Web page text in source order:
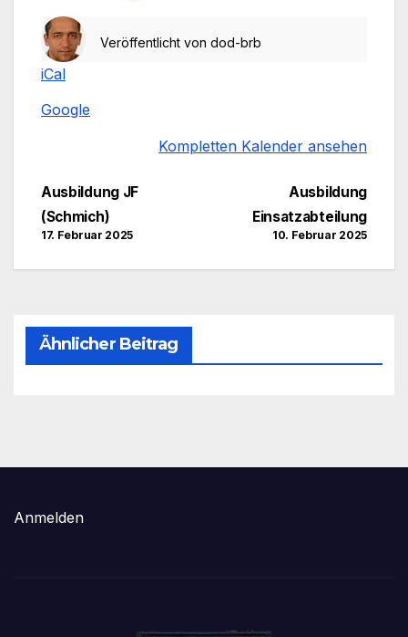
Veröffentlicht von dod-brb
iCal
Google
Kompletten Kalender ansehen
BeitragsnavigationAusbildung
Einsatzabteilung
10. Februar 2025
Ausbildung JF
(Schmich)
17. Februar 2025
Ähnlicher Beitrag
Anmelden